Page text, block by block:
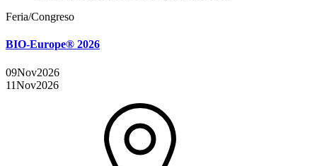
Feria/Congreso
BIO-Europe® 2026
09Nov2026
11Nov2026